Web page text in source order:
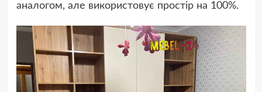
аналогом, але використовує простір на 100%.